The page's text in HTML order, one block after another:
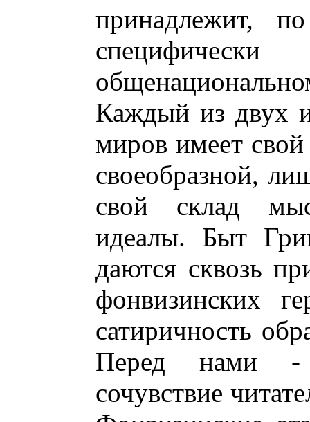
принадлежит,
Каждый из двух
миров имеет
своеобразной,
свой склад
идеалы. Быт
даются сквозь
фонвизинских
сатиричность
Перед нами -
сочувствие